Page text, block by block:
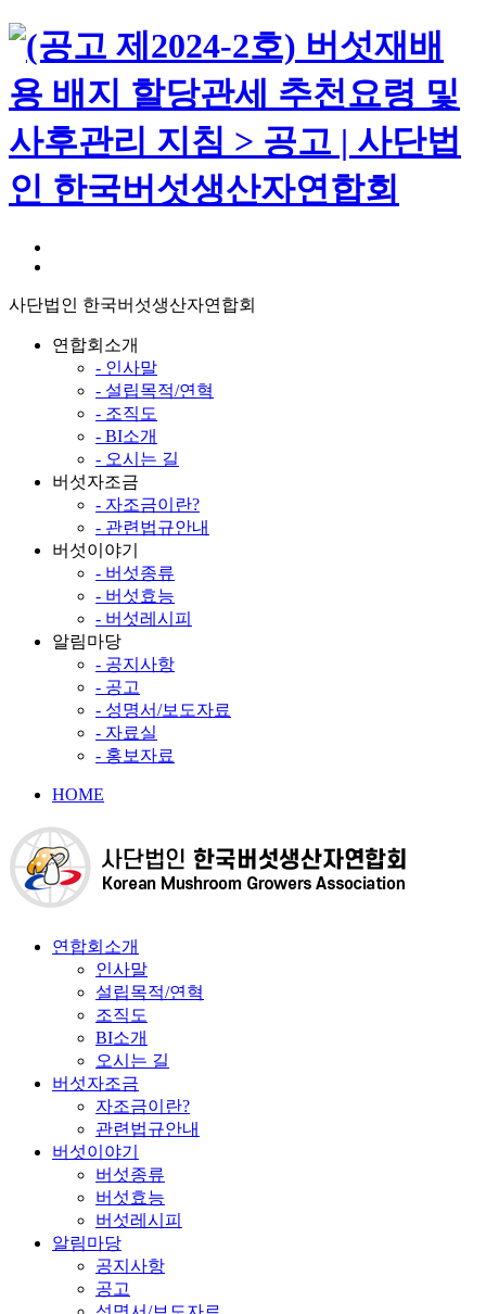
사단법인 한국버섯생산자연합회
연합회소개
- 인사말
- 설립목적/연혁
- 조직도
- BI소개
- 오시는 길
버섯자조금
- 자조금이란?
- 관련법규안내
버섯이야기
- 버섯종류
- 버섯효능
- 버섯레시피
알림마당
- 공지사항
- 공고
- 성명서/보도자료
- 자료실
- 홍보자료
HOME
연합회소개
인사말
설립목적/연혁
조직도
BI소개
오시는 길
버섯자조금
자조금이란?
관련법규안내
버섯이야기
버섯종류
버섯효능
버섯레시피
알림마당
공지사항
공고